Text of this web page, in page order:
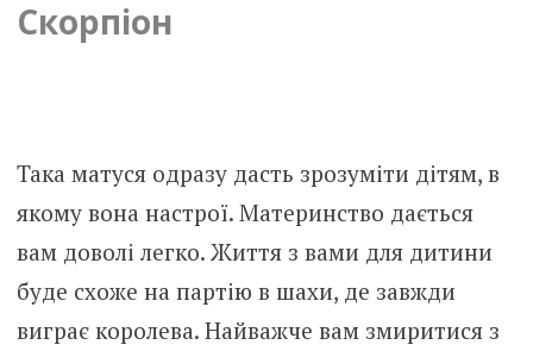
Скорпіон
Така матуся одразу дасть зрозуміти дітям, в
якому вона настрої. Материнство дається
вам доволі легко. Життя з вами для дитини
буде схоже на партію в шахи, де завжди
виграє королева. Найважче вам змиритися з